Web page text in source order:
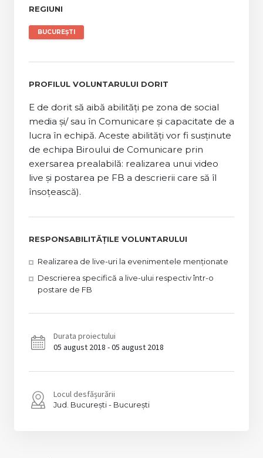
REGIUNI
BUCUREȘTI
PROFILUL VOLUNTARULUI DORIT
E de dorit să aibă abilități pe zona de social
media și/ sau în Comunicare și capacitate de a
lucra în echipă. Aceste abilități vor fi susținute
de echipa Biroului de Comunicare prin
exersarea prealabilă: realizarea unui video
live și postarea pe FB a descrierii care să îl
însoțească).
RESPONSABILITĂȚILE VOLUNTARULUI
Realizarea de live-uri la evenimentele menționate
Descrierea specifică a live-ului respectiv într-o
postare de FB
Durata proiectului
05 august 2018 - 05 august 2018
Locul desfășurării
București București